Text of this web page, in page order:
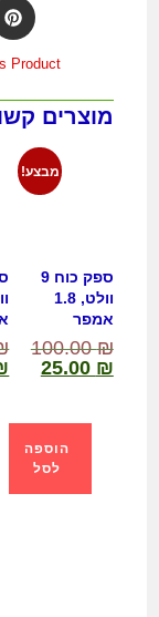
Product
מוצרים
מבצע!
ספק כוח 9
וולט, 1.8
אמפר
100.00₪
25.00 ₪
הוספה
לסל